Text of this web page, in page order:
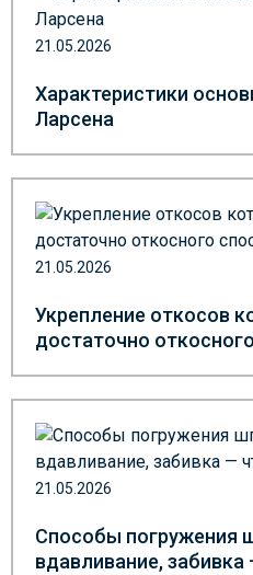
21.05.2026
Характеристики
Ларсена
21.05.2026
Укрепление откосов
достаточно
21.05.2026
Способы погружения
вдавливание,